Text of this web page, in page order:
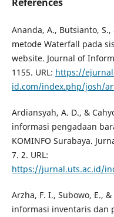
Ananda, A., Butsianto,
metode Waterfall pada
website. Journal of
1155. URL: https://
id.com/index.php/josh/
Ardiansyah, A. D., &
informasi pengadaan
KOMINFO Surabaya.
7. 2. URL:
https://jurnal.uts.ac.id/
Arzha, F. I., Subowo, E.,
informasi inventaris dan